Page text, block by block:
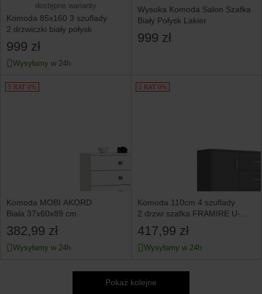
dostępne warianty
Komoda 85x160 3 szuflady
2 drzwiczki biały połysk
999 zł
Wysyłamy w 24h
Wysoka Komoda Salon Szafka
Biały Połysk Lakier
999 zł
5 RAT 0%
Komoda MOBI AKORD
Biała 37x60x89 cm
382,99 zł
Wysyłamy w 24h
5 RAT 0%
Komoda 110cm 4 szuflady
2 drzwi szafka FRAMIRE U-
1 antracyt
417,99 zł
Wysyłamy w 24h
Pokaż kolejne